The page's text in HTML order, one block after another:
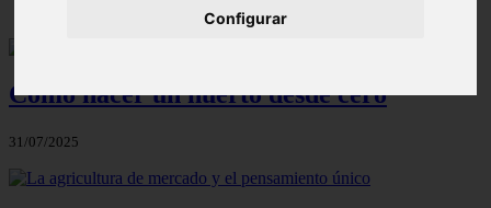
Configurar
Cómo hacer un huerto desde cero
31/07/2025